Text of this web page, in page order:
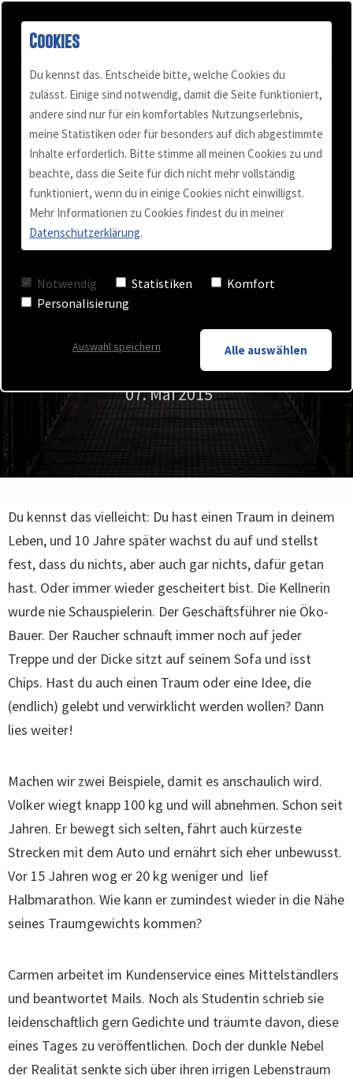
Über mich
Kundenstimmen
Buch "Konflikt-Power"
Für Selbständige
Team Training
Keynote - Vortrag
Podcast
Blog
Videos
Mail & Telefon
Termin vereinbaren
Wie du in 4 Schritten
innere Konflikte löst –
und äußere Erfolge
erzielst
VON AXEL MALUSCHKA
07. Mai 2015
Du kennst das vielleicht: Du hast einen Traum in deinem
Leben, und 10 Jahre später wachst du auf und stellst
fest, dass du nichts, aber auch gar nichts, dafür getan
hast. Oder immer wieder gescheitert bist. Die Kellnerin
wurde nie Schauspielerin. Der Geschäftsführer nie Öko-
Bauer. Der Raucher schnauft immer noch auf jeder
Treppe und der Dicke sitzt auf seinem Sofa und isst
Chips. Hast du auch einen Traum oder eine Idee, die
(endlich) gelebt und verwirklicht werden wollen? Dann
lies weiter!
Machen wir zwei Beispiele, damit es anschaulich wird.
Volker wiegt knapp 100 kg und will abnehmen. Schon seit
Jahren. Er bewegt sich selten, fährt auch kürzeste
Strecken mit dem Auto und ernährt sich eher unbewusst.
Vor 15 Jahren wog er 20 kg weniger und lief
Halbmarathon. Wie kann er zumindest wieder in die Nähe
seines Traumgewichts kommen?
Carmen arbeitet im Kundenservice eines Mittelständlers
und beantwortet Mails. Noch als Studentin schrieb sie
leidenschaftlich gern Gedichte und träumte davon, diese
eines Tages zu veröffentlichen. Doch der dunkle Nebel
der Realität senkte sich über ihren irrigen Lebenstraum
Cookies
Du kennst das. Entscheide bitte, welche Cookies du
zulässt. Einige sind notwendig, damit die Seite funktioniert,
andere sind nur für ein komfortables Nutzungserlebnis,
meine Statistiken oder für besonders auf dich abgestimmte
Inhalte erforderlich. Bitte stimme all meinen Cookies zu und
beachte, dass die Seite für dich nicht mehr vollständig
funktioniert, wenn du in einige Cookies nicht einwilligst.
Mehr Informationen zu Cookies findest du in meiner
Datenschutzerklärung.
Notwendig Statistiken
Komfort
Personalisierung
Auswahl speichern Alle auswählen